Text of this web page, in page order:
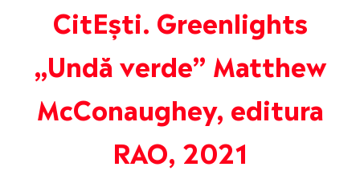
CitEști. Greenlights
„Undă verde” Matthew
McConaughey, editura
RAO, 2021